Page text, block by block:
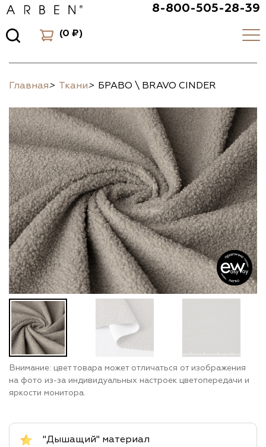
8-800-505-28-39
(0 ₽)
Главная> Ткани> БРАВО \ BRAVO CINDER
Внимание: цвет товара может отличаться от изображения
на фото из-за индивидуальных настроек цветопередачи и
яркости монитора.
"Дышащий" материал